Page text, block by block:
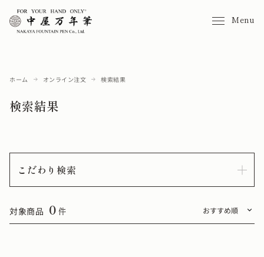
Menu
ホーム オンライン注文 検索結果
検索結果
こだわり検索
対象商品 0 件